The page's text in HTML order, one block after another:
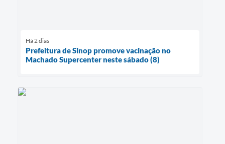
Há 2 dias
Prefeitura de Sinop promove vacinação no
Machado Supercenter neste sábado (8)